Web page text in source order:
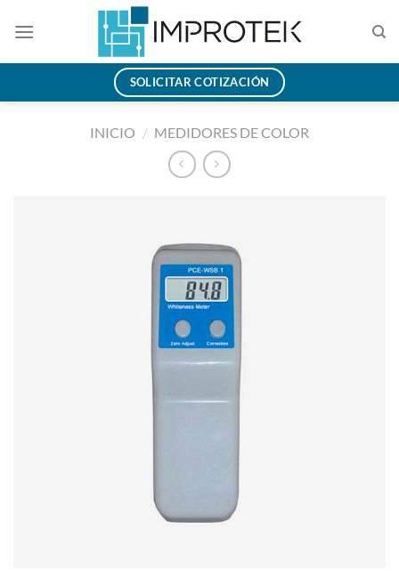
SOLICITAR COTIZACIÓN
INICIO / MEDIDORES DE COLOR